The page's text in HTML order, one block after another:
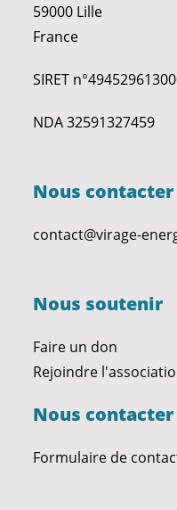
59000 Lille
France
SIRET
NDA 32591327459
Nous contacter
contact@virage-
Nous soutenir
Faire un don
Rejoindre
Nous contacter
Formulaire de